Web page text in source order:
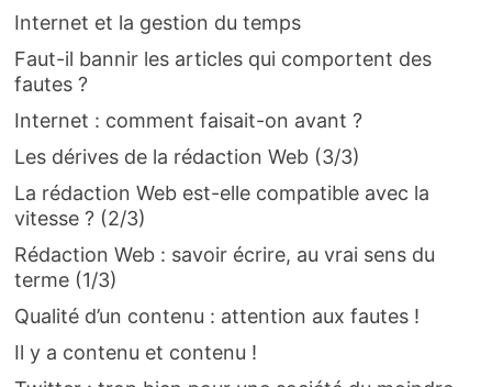
Internet et la gestion du temps
Faut-il bannir les articles qui comportent des
fautes ?
Internet : comment faisait-on avant ?
Les dérives de la rédaction Web (3/3)
La rédaction Web est-elle compatible avec la
vitesse ? (2/3)
Rédaction Web : savoir écrire, au vrai sens du
terme (1/3)
Qualité d’un contenu : attention aux fautes !
Il y a contenu et contenu !